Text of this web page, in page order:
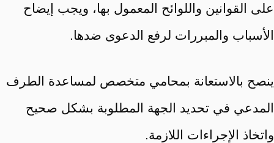
على القوانين واللوائح المعمول بها، ويجب إيضاح
الأسباب والمبررات لرفع الدعوى ضدها.
ينصح بالاستعانة بمحامي متخصص لمساعدة الطرف
المدعي في تحديد الجهة المطلوبة بشكل صحيح
واتخاذ الإجراءات اللازمة.